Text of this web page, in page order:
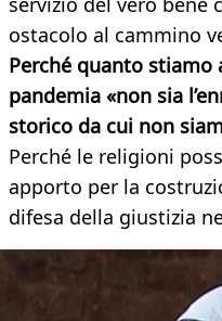
ostacolo al cammino
Perché quanto stiamo
pandemia «non sia
storico da cui non
Perché le religioni
apporto per la
difesa della giustizia